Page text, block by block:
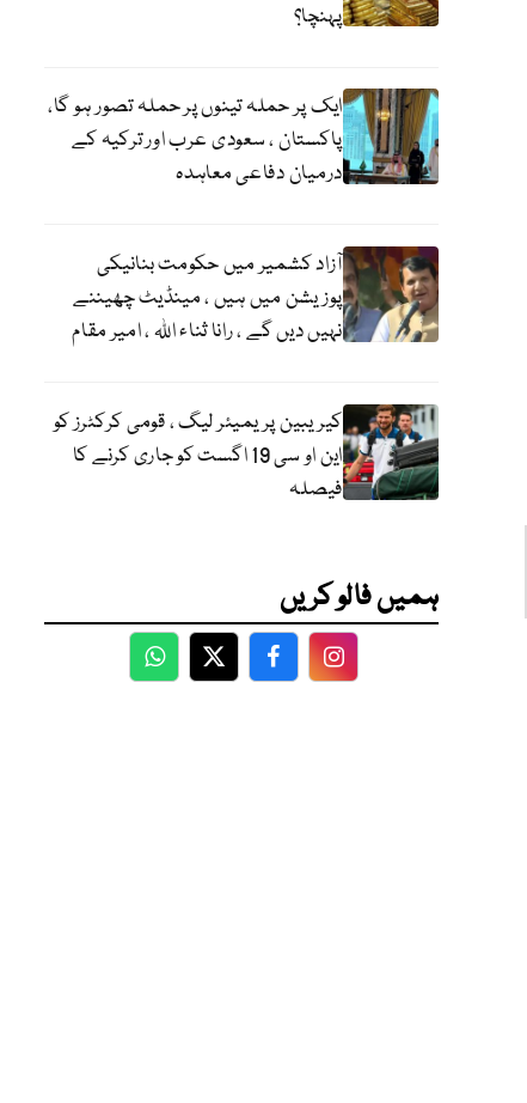
پہنچا؟
ایک پر حملہ تینوں پر حملہ تصور ہو گا،
پاکستان ، سعودی عرب اور ترکیہ کے
درمیان دفاعی معاہدہ
آزاد کشمیر میں حکومت بنانیکی
پوزیشن میں ہیں ، مینڈیٹ چھیننے
نہیں دیں گے ، رانا ثناء اللہ ، امیر مقام
کیریبین پریمیئر لیگ ، قومی کرکٹرز کو
این او سی 19 اگست کو جاری کرنے کا
فیصلہ
ہمیں فالو کریں
WhatsApp
TwitterFacebookFacebook